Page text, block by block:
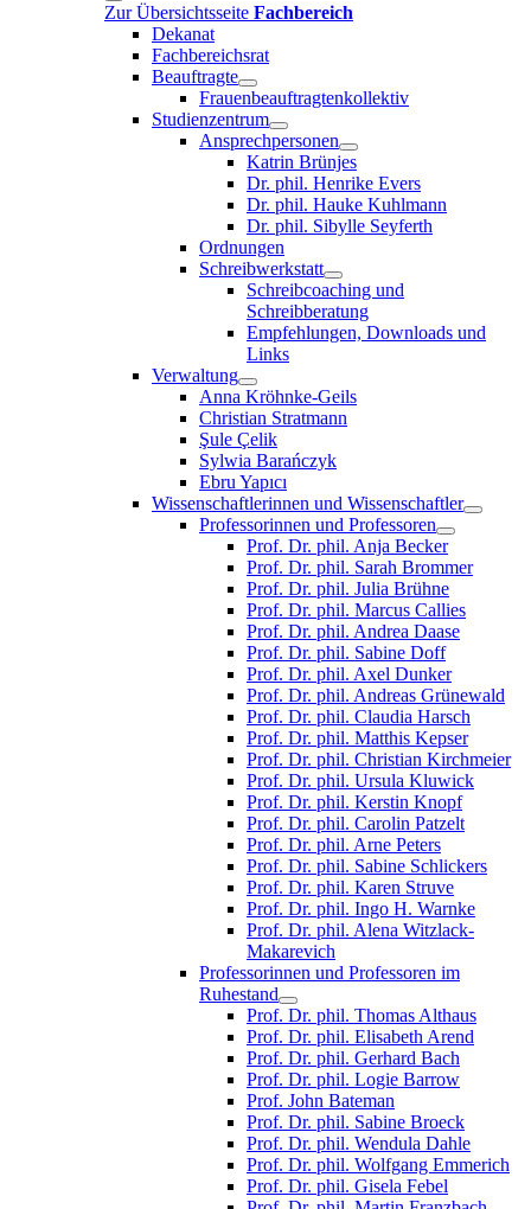
Zur Übersichtsseite Fachbereich
Dekanat
Fachbereichsrat
Beauftragte
Frauenbeauftragtenkollektiv
Studienzentrum
Ansprechpersonen
Katrin Brünjes
Dr. phil. Henrike Evers
Dr. phil. Hauke Kuhlmann
Dr. phil. Sibylle Seyferth
Ordnungen
Schreibwerkstatt
Schreibcoaching und
Schreibberatung
Empfehlungen, Downloads und
Links
Verwaltung
Anna Kröhnke-Geils
Christian Stratmann
Şule Çelik
Sylwia Barańczyk
Ebru Yapıcı
Wissenschaftlerinnen und Wissenschaftler
Professorinnen und Professoren
Prof. Dr. phil. Anja Becker
Prof. Dr. phil. Sarah Brommer
Prof. Dr. phil. Julia Brühne
Prof. Dr. phil. Marcus Callies
Prof. Dr. phil. Andrea Daase
Prof. Dr. phil. Sabine Doff
Prof. Dr. phil. Axel Dunker
Prof. Dr. phil. Andreas Grünewald
Prof. Dr. phil. Claudia Harsch
Prof. Dr. phil. Matthis Kepser
Prof. Dr. phil. Christian Kirchmeier
Prof. Dr. phil. Ursula Kluwick
Prof. Dr. phil. Kerstin Knopf
Prof. Dr. phil. Carolin Patzelt
Prof. Dr. phil. Arne Peters
Prof. Dr. phil. Sabine Schlickers
Prof. Dr. phil. Karen Struve
Prof. Dr. phil. Ingo H. Warnke
Prof. Dr. phil. Alena Witzlack-
Makarevich
Professorinnen und Professoren im
Ruhestand
Prof. Dr. phil. Thomas Althaus
Prof. Dr. phil. Elisabeth Arend
Prof. Dr. phil. Gerhard Bach
Prof. Dr. phil. Logie Barrow
Prof. John Bateman
Prof. Dr. phil. Sabine Broeck
Prof. Dr. phil. Wendula Dahle
Prof. Dr. phil. Wolfgang Emmerich
Prof. Dr. phil. Gisela Febel